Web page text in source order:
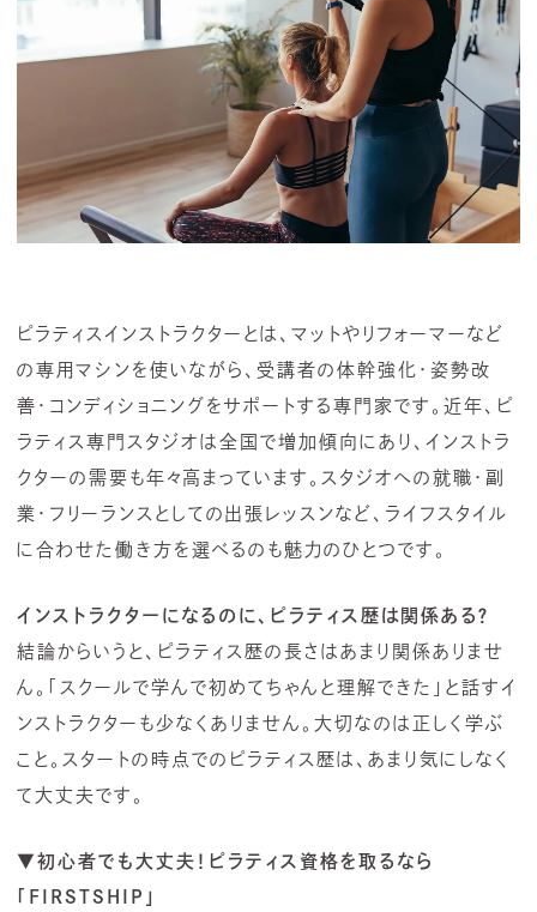
ピラティスインストラクターとは、マットやリフォーマーなど
の専用マシンを使いながら、受講者の体幹強化・姿勢改
善・コンディショニングをサポートする専門家です。近年、ピ
ラティス専門スタジオは全国で増加傾向にあり、インストラ
クターの需要も年々高まっています。スタジオへの就職・副
業・フリーランスとしての出張レッスンなど、ライフスタイル
に合わせた働き方を選べるのも魅力のひとつです。
インストラクターになるのに、ピラティス歴は関係ある？
結論からいうと、ピラティス歴の長さはあまり関係ありませ
ん。「スクールで学んで初めてちゃんと理解できた」と話すイ
ンストラクターも少なくありません。大切なのは正しく学ぶ
こと。スタートの時点でのピラティス歴は、あまり気にしなく
て大丈夫です。
▼初心者でも大丈夫！ピラティス資格を取るなら
「FIRSTSHIP」